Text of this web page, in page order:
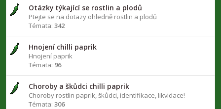
Otázky týkající se rostlin a plodů
Ptejte se na dotazy ohledně rostlin a plodů
Témata: 342
Hnojení chilli paprik
Hnojení paprik
Témata: 96
Choroby a škůdci chilli paprik
Choroby rostlin paprik, škůdci, identifikace, likvidace!
Témata: 306